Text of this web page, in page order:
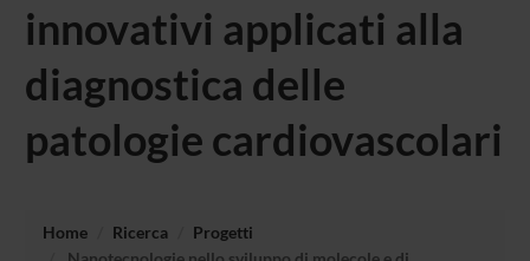
innovativi applicati alla
diagnostica delle
patologie cardiovascolari
Home Ricerca
Progetti